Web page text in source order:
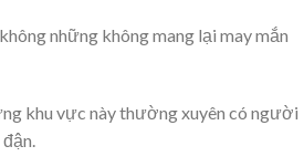
những không mang lại may mắn
khu vực này thường xuyên có người